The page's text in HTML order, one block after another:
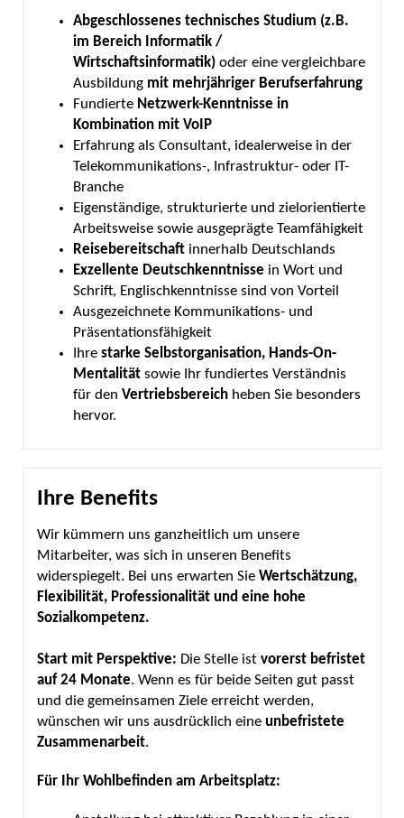
Abgeschlossenes technisches Studium (z.B.
im Bereich Informatik /
Wirtschaftsinformatik) oder eine vergleichbare
Ausbildung mit mehrjähriger Berufserfahrung
Fundierte Netzwerk-Kenntnisse in
Kombination mit VoIP
Erfahrung als Consultant, idealerweise in der
Telekommunikations-, Infrastruktur- oder IT-
Branche
Eigenständige, strukturierte und zielorientierte
Arbeitsweise sowie ausgeprägte Teamfähigkeit
Reisebereitschaft innerhalb Deutschlands
Exzellente Deutschkenntnisse in Wort und
Schrift, Englischkenntnisse sind von Vorteil
Ausgezeichnete Kommunikations- und
Präsentationsfähigkeit
Ihre starke Selbstorganisation, Hands-On-
Mentalität sowie Ihr fundiertes Verständnis
für den Vertriebsbereich heben Sie besonders
hervor.
Ihre Benefits
Wir kümmern uns ganzheitlich um unsere
Mitarbeiter, was sich in unseren Benefits
widerspiegelt. Bei uns erwarten Sie Wertschätzung,
Flexibilität, Professionalität und eine hohe
Sozialkompetenz.
Start mit Perspektive: Die Stelle ist vorerst befristet
auf 24 Monate. Wenn es für beide Seiten gut passt
und die gemeinsamen Ziele erreicht werden,
wünschen wir uns ausdrücklich eine unbefristete
Zusammenarbeit.
Für Ihr Wohlbefinden am Arbeitsplatz: